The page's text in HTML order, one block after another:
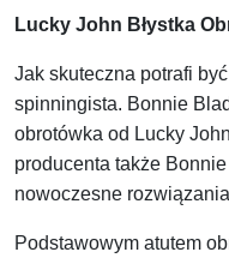
Lucky John Błystka
Jak skuteczna potrafi
spinningista. Bonnie
obrotówka od Lucky
producenta także
nowoczesne
Podstawowym atutem